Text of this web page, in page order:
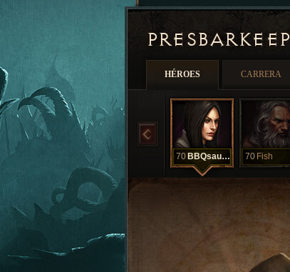
PRESBARKEEP
HÉROES CARRERA
70 BBQsauce 70 Fish